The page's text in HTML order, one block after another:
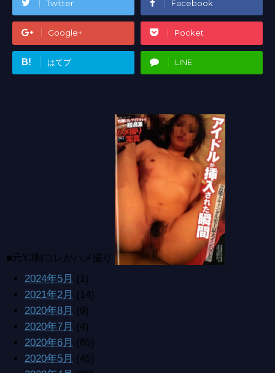
Google+ Pocket
B! はてブ LINE
2024年5月 (1)
2020年8月 (9)
2020年7月 (4)
2020年6月 (65)
2020年5月 (45)
2020年4月 (68)
2020年3月 (46)